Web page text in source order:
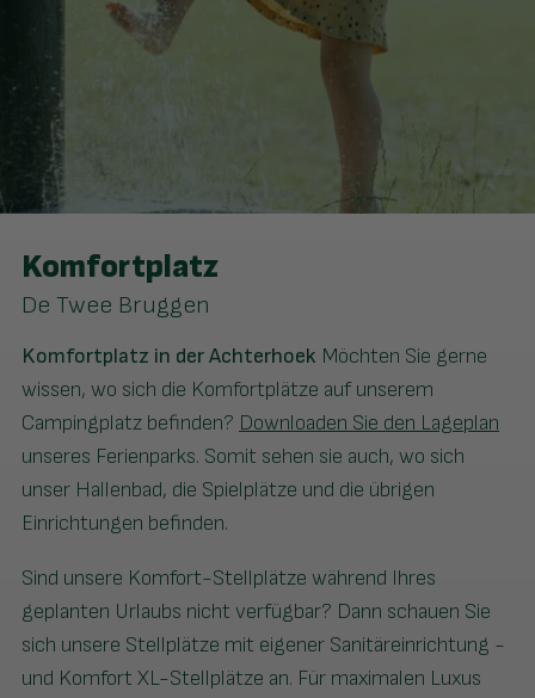
Komfortplatz
De Twee Bruggen
Komfortplatz in der Achterhoek Möchten Sie gerne
wissen, wo sich die Komfortplätze auf unserem
Campingplatz befinden? Downloaden Sie den Lageplan
unseres Ferienparks. Somit sehen sie auch, wo sich
unser Hallenbad, die Spielplätze und die übrigen
Einrichtungen befinden.
Sind unsere Komfort-Stellplätze während Ihres
geplanten Urlaubs nicht verfügbar? Dann schauen Sie
sich unsere Stellplätze mit eigener Sanitäreinrichtung -
und Komfort XL-Stellplätze an. Für maximalen Luxus